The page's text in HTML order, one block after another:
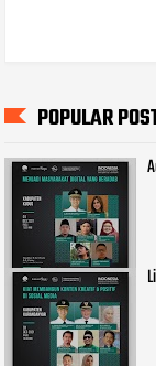
POPULAR